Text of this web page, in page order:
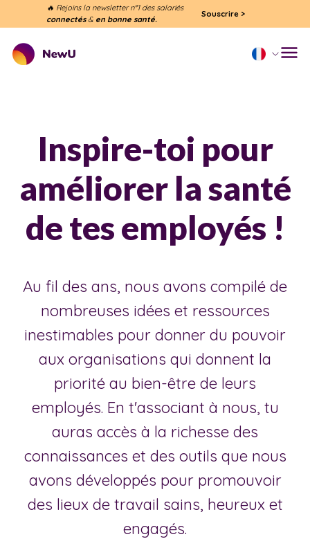
🔥 Rejoins la newsletter n°1 des salariés
connectés& en bonne santé.
Souscrire >
Inspire-toi pour
améliorer la santé
de tes employés !
Au fil des ans, nous avons compilé de
nombreuses idées et ressources
inestimables pour donner du pouvoir
aux organisations qui donnent la
priorité au bien-être de leurs
employés. En t'associant à nous, tu
auras accès à la richesse des
connaissances et des outils que nous
avons développés pour promouvoir
des lieux de travail sains, heureux et
engagés.